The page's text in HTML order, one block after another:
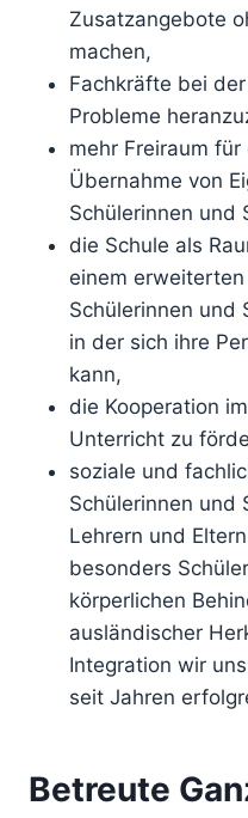
Zusatzangebote
machen,
Fachkräfte bei
Probleme
mehr Freiraum
Übernahme von
Schülerinnen und
die Schule als
einem
Schülerinnen und
in der sich ihre
kann,
die Kooperation
Unterricht zu
soziale und
Schülerinnen und
Lehrern und
besonders
körperlichen
ausländischer
Integration wir
seit Jahren
Betreute